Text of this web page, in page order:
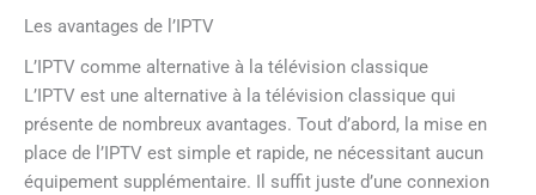
Les avantages de l’IPTV
L’IPTV comme alternative à la télévision classique
L’IPTV est une alternative à la télévision classique qui
présente de nombreux avantages. Tout d’abord, la mise en
place de l’IPTV est simple et rapide, ne nécessitant aucun
équipement supplémentaire. Il suffit juste d’une connexion